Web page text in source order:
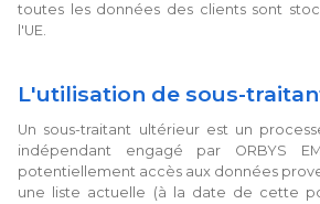
toutes les données des clients sont
l'UE.
L'utilisation de sous-
Un sous-traitant ultérieur est un
indépendant engagé par ORBYS
potentiellement accès aux données
une liste actuelle (à la date de cette